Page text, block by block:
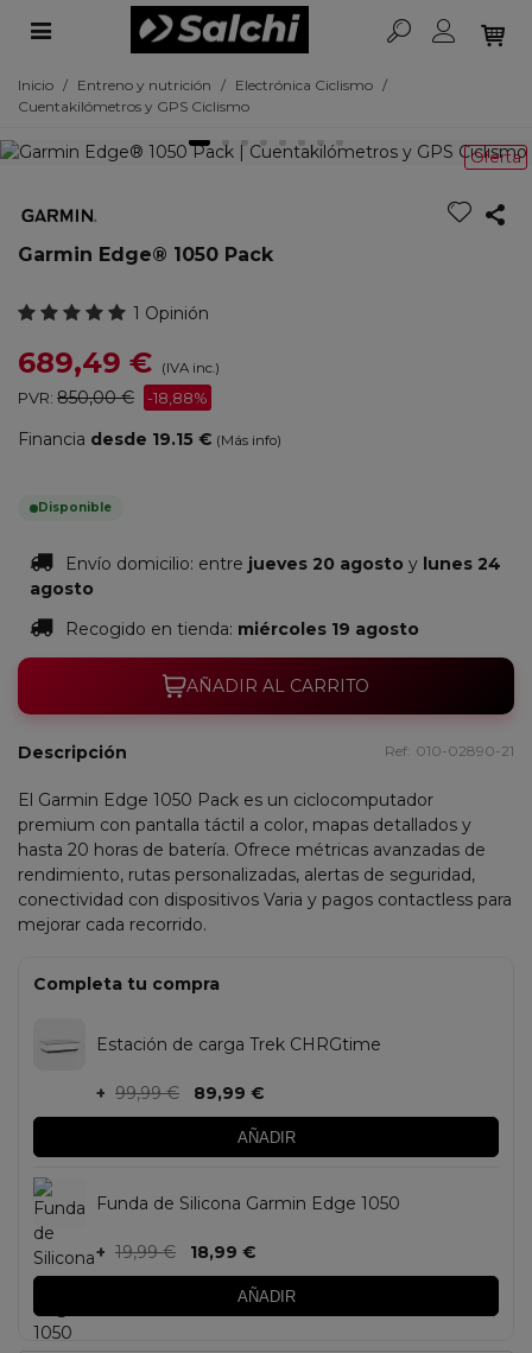
Inicio / Entreno y nutrición / Electrónica Ciclismo /
Cuentakilómetros y GPS Ciclismo
Oferta
Garmin Edge® 1050 Pack
1 Opinión
689,49 € (IVA inc.)
PVR: 850,00 € -18,88%
Financia desde 19.15 € (Más info)
Disponible
Envío domicilio: entre jueves 20 agosto y lunes 24
agosto
Recogido en tienda: miércoles 19 agosto
AÑADIR AL CARRITO
Descripción Ref: 010-02890-21
El Garmin Edge 1050 Pack es un ciclocomputador
premium con pantalla táctil a color, mapas detallados y
hasta 20 horas de batería. Ofrece métricas avanzadas de
rendimiento, rutas personalizadas, alertas de seguridad,
conectividad con dispositivos Varia y pagos contactless para
mejorar cada recorrido.
Completa tu compra
Estación de carga Trek CHRGtime
+ 99,99 € 89,99 €
AÑADIR
Funda de Silicona Garmin Edge 1050
+ 19,99 € 18,99 €
AÑADIR